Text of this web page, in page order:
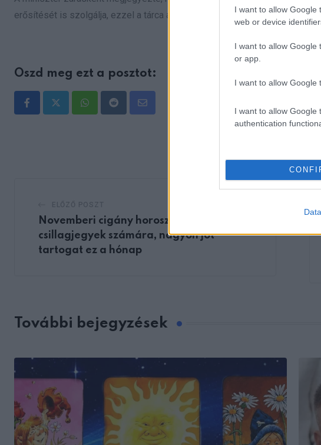
I want to allow Google
web or device
I want to allow Google
or app.
I want to allow Google
I want to allow Google
authentication
erősítését is szolgálja, ezzel a tárca a „mindennapi patriotizmus
Oszd meg ezt a posztot:
WhatsappRedditShare
Novemberi cigány horoszkóp: Bizonyos
csillagjegyek számára, nagyon jót
tartogat ez a hónap
További bejegyzések